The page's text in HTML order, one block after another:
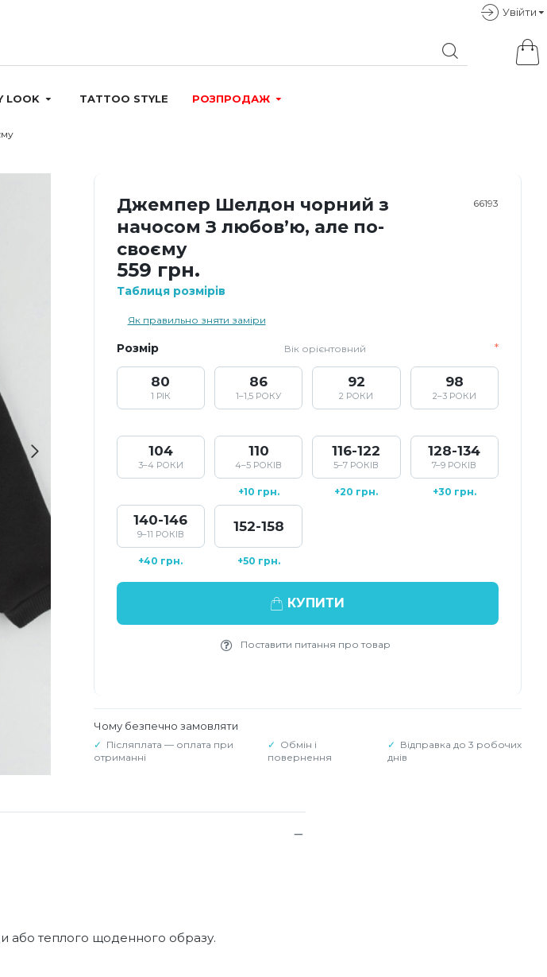
Увiйти
LOOK TATTOO STYLE РОЗПРОДАЖ
Джемпер Шелдон чорний з
начосом З любов’ю, але по-
своєму
66193
559 грн.
Таблиця розмірів
Як правильно зняти заміри
Розмір Вік орієнтовний
80
1 РІК
86
1–1,5 РОКУ
92
2 РОКИ
98
2–3 РОКИ
104
3–4 РОКИ
110
4–5 РОКІВ
+10 грн.
116-122
5–7 РОКІВ
+20 грн.
128-134
7–9 РОКІВ
+30 грн.
140-146
9–11 РОКІВ
+40 грн.
152-158
+50 грн.
КУПИТИ
Поставити питання про товар
Чому безпечно замовляти
Післяплата — оплата при
отриманні
Обмін і
повернення
Відправка до 3 робочих
днів
або теплого щоденного образу.